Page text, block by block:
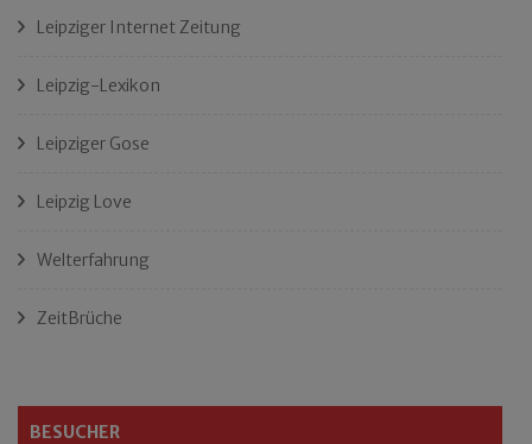
Leipziger Internet Zeitung
Leipzig-Lexikon
Leipziger Gose
Leipzig Love
Welterfahrung
ZeitBrüche
BESUCHER